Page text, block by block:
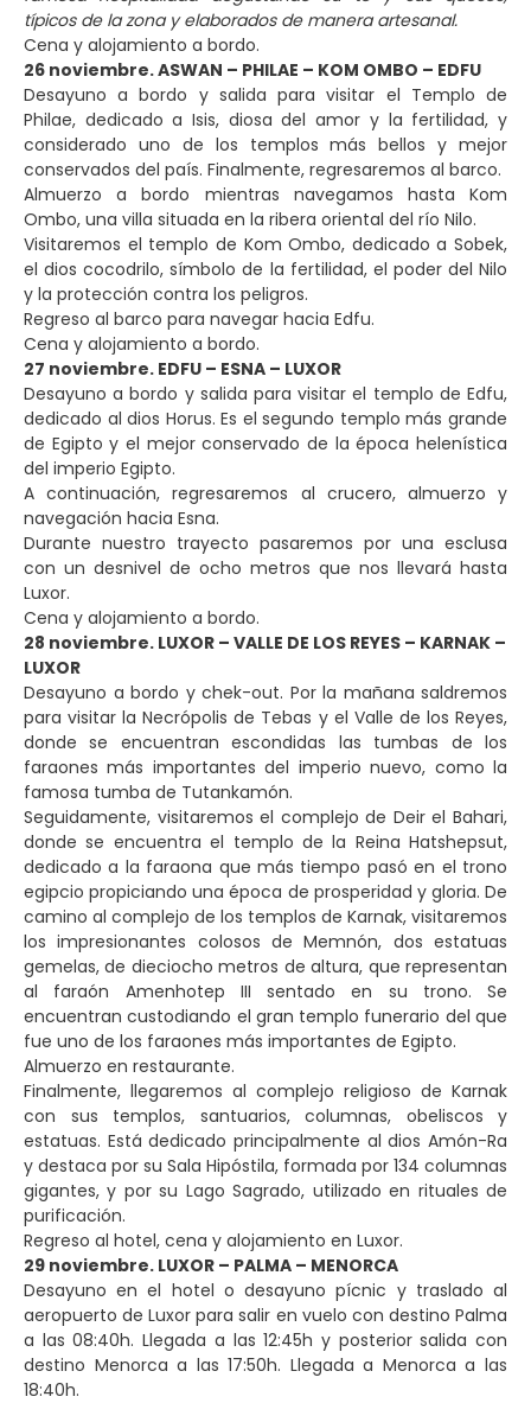
típicos de la zona y elaborados de manera artesanal.
Cena y alojamiento a bordo.
26 noviembre. ASWAN – PHILAE – KOM OMBO – EDFU
Desayuno a bordo y salida para visitar el Templo de
Philae, dedicado a Isis, diosa del amor y la fertilidad, y
considerado uno de los templos más bellos y mejor
conservados del país. Finalmente, regresaremos al barco.
Almuerzo a bordo mientras navegamos hasta Kom
Ombo, una villa situada en la ribera oriental del río Nilo.
Visitaremos el templo de Kom Ombo, dedicado a Sobek,
el dios cocodrilo, símbolo de la fertilidad, el poder del Nilo
y la protección contra los peligros.
Regreso al barco para navegar hacia Edfu.
Cena y alojamiento a bordo.
27 noviembre. EDFU – ESNA – LUXOR
Desayuno a bordo y salida para visitar el templo de Edfu,
dedicado al dios Horus. Es el segundo templo más grande
de Egipto y el mejor conservado de la época helenística
del imperio Egipto.
A continuación, regresaremos al crucero, almuerzo y
navegación hacia Esna.
Durante nuestro trayecto pasaremos por una esclusa
con un desnivel de ocho metros que nos llevará hasta
Luxor.
Cena y alojamiento a bordo.
28 noviembre. LUXOR – VALLE DE LOS REYES – KARNAK –
LUXOR
Desayuno a bordo y chek-out. Por la mañana saldremos
para visitar la Necrópolis de Tebas y el Valle de los Reyes,
donde se encuentran escondidas las tumbas de los
faraones más importantes del imperio nuevo, como la
famosa tumba de Tutankamón.
Seguidamente, visitaremos el complejo de Deir el Bahari,
donde se encuentra el templo de la Reina Hatshepsut,
dedicado a la faraona que más tiempo pasó en el trono
egipcio propiciando una época de prosperidad y gloria. De
camino al complejo de los templos de Karnak, visitaremos
los impresionantes colosos de Memnón, dos estatuas
gemelas, de dieciocho metros de altura, que representan
al faraón Amenhotep III sentado en su trono. Se
encuentran custodiando el gran templo funerario del que
fue uno de los faraones más importantes de Egipto.
Almuerzo en restaurante.
Finalmente, llegaremos al complejo religioso de Karnak
con sus templos, santuarios, columnas, obeliscos y
estatuas. Está dedicado principalmente al dios Amón-Ra
y destaca por su Sala Hipóstila, formada por 134 columnas
gigantes, y por su Lago Sagrado, utilizado en rituales de
purificación.
Regreso al hotel, cena y alojamiento en Luxor.
29 noviembre. LUXOR – PALMA – MENORCA
Desayuno en el hotel o desayuno pícnic y traslado al
aeropuerto de Luxor para salir en vuelo con destino Palma
a las 08:40h. Llegada a las 12:45h y posterior salida con
destino Menorca a las 17:50h. Llegada a Menorca a las
18:40h.